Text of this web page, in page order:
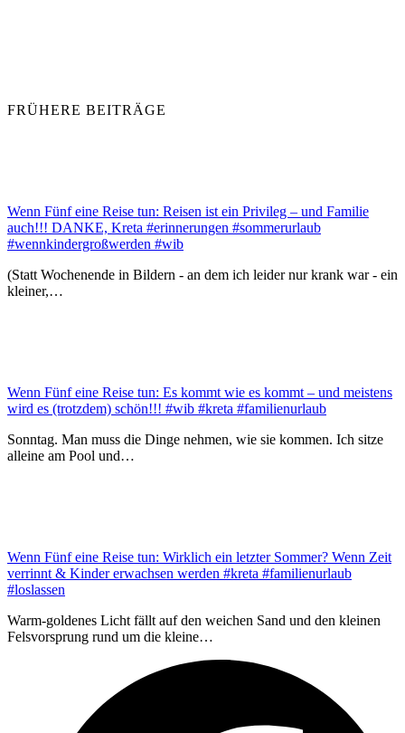
FRÜHERE BEITRÄGE
Wenn Fünf eine Reise tun: Reisen ist ein Privileg – und Familie
auch!!! DANKE, Kreta #erinnerungen #sommerurlaub
#wennkindergroßwerden #wib
(Statt Wochenende in Bildern - an dem ich leider nur krank war - ein
kleiner,…
Wenn Fünf eine Reise tun: Es kommt wie es kommt – und meistens
wird es (trotzdem) schön!!! #wib #kreta #familienurlaub
Sonntag. Man muss die Dinge nehmen, wie sie kommen. Ich sitze
alleine am Pool und…
Wenn Fünf eine Reise tun: Wirklich ein letzter Sommer? Wenn Zeit
verrinnt & Kinder erwachsen werden #kreta #familienurlaub
#loslassen
Warm-goldenes Licht fällt auf den weichen Sand und den kleinen
Felsvorsprung rund um die kleine…